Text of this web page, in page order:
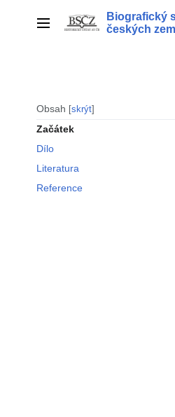
Hlavní menu
Biografický
českých
Obsah skrýt
Začátek
Dílo
Literatura
Reference